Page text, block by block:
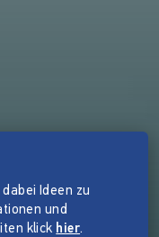
Ideen zu
und
klick hier.